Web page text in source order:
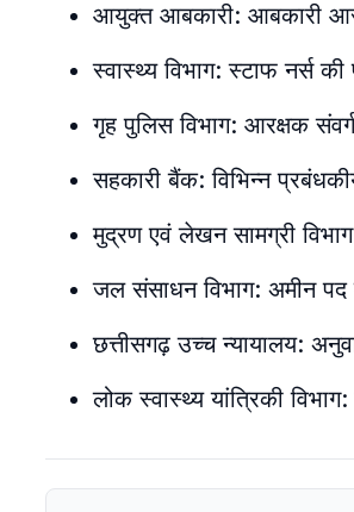
आयुक्त आबकारी: आबकारी
स्वास्थ्य विभाग: स्टाफ नर्स की
गृह पुलिस विभाग: आरक्षक
सहकारी बैंक: विभिन्न
मुद्रण एवं लेखन सामग्री
जल संसाधन विभाग: अमीन पद
छत्तीसगढ़ उच्च न्यायालय:
लोक स्वास्थ्य यांत्रिकी